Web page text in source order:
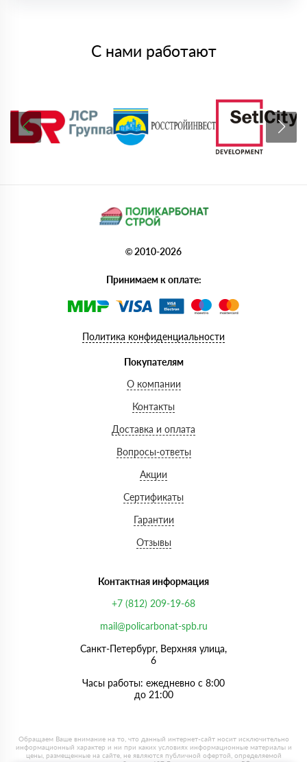
С нами работают
© 2010-2026
Принимаем к оплате:
Политика конфиденциальности
Покупателям
О компании
Контакты
Доставка и оплата
Вопросы-ответы
Акции
Сертификаты
Гарантии
Отзывы
Контактная информация
+7 (812) 209-19-68
mail@policarbonat-spb.ru
Санкт-Петербург, Верхняя улица,
6
Часы работы: ежедневно с 8:00
до 21:00